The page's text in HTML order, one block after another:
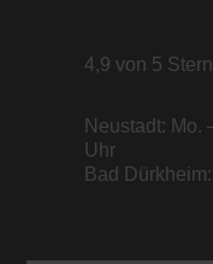
4,9 von 5
Neustadt: Mo.
Uhr
Bad